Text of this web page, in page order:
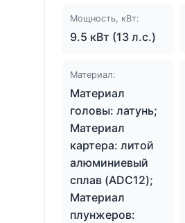
Мощность, кВт:
9.5 кВт (13 л.с.)
Материал:
Материал
головы: латунь;
Материал
картера: литой
алюминиевый
сплав (ADC12);
Материал
плунжеров: